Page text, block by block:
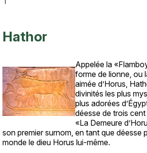
Hathor
Appelée la
forme de lionne, ou
aimée d’Horus,
divinités les plus
plus adorées
déesse de trois
«La Demeure
son premier surnom, en tant que déesse
monde le dieu Horus lui-même.